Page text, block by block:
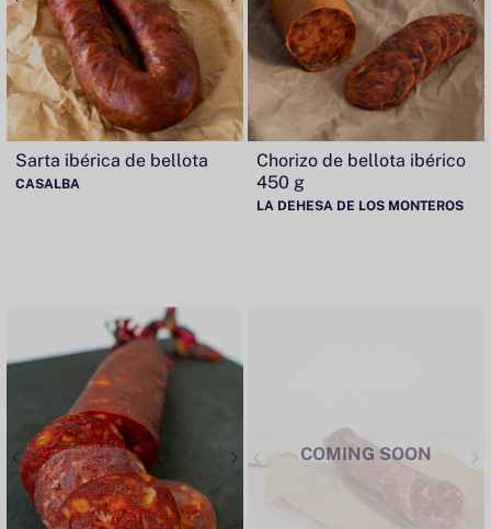
Sarta ibérica de bellota
CASALBA
Chorizo de bellota ibérico
450 g
LA DEHESA DE LOS MONTEROS
COMING SOON